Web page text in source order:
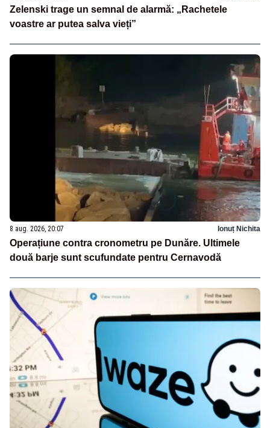
Zelenski trage un semnal de alarmă: „Rachetele
voastre ar putea salva vieți”
8 aug. 2026, 20:07 Ionuț Nichita
Operațiune contra cronometru pe Dunăre. Ultimele
două barje sunt scufundate pentru Cernavodă